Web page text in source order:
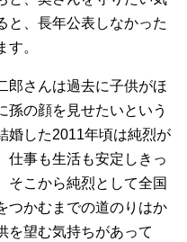
と、長年公表しなかった
。
郎さんは過去に子供がほ
孫の顔を見せたいという
婚した2011年頃は純烈が
仕事も生活も安定しきっ
そこから純烈として全国
つかむまでの道のりはか
を望む気持ちがあって